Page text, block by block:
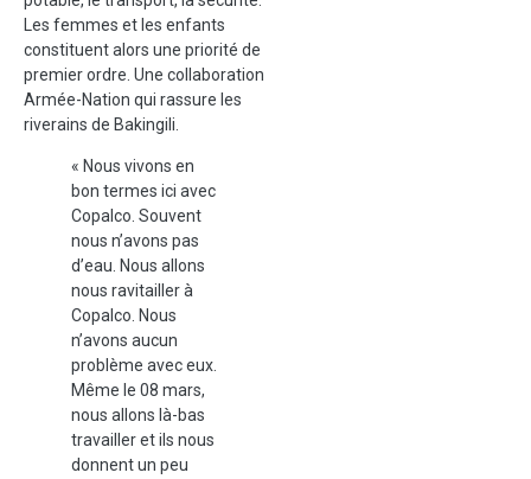
Les femmes et les enfants
constituent alors une priorité de
premier ordre. Une collaboration
Armée-Nation qui rassure les
riverains de Bakingili.
« Nous vivons en
bon termes ici avec
Copalco. Souvent
nous n’avons pas
d’eau. Nous allons
nous ravitailler à
Copalco. Nous
n’avons aucun
problème avec eux.
Même le 08 mars,
nous allons là-bas
travailler et ils nous
donnent un peu